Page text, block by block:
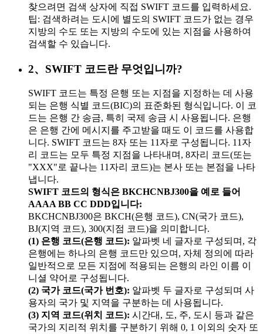
찾으려면 검색 상자에 직접 SWIFT 코드를 입력하세요.
팁: 검색하려는 도시에 별도의 SWIFT 코드가 없는 경우
지방의 수도 또는 지방의 수도에 있는 지점을 사용하여
검색할 수 있습니다.
2、SWIFT 코드란 무엇입니까?
SWIFT 코드는 특정 은행 또는 지점을 지정하는 데 사용
되는 은행 식별 코드(BIC)의 표준화된 형식입니다. 이 코
드는 은행 간 송금, 특히 국제 송금 시 사용됩니다. 은행
은 은행 간에 메시지를 주고받을 때도 이 코드를 사용합
니다. SWIFT 코드는 8자 또는 11자로 구성됩니다. 11자
리 코드는 모두 특정 지점을 나타내며, 8자리 코드(또는
"XXX"로 끝나는 11자리 코드)는 본사 또는 본점을 나타
냅니다.
SWIFT 코드의 형식은 BKCHCNBJ300을 예로 들어
AAAA BB CC DDD입니다:
BKCHCNBJ300은 BKCH(은행 코드), CN(국가 코드),
BJ(지역 코드), 300(지점 코드)을 의미합니다.
(1) 은행 코드(은행 코드): 알파벳 네 글자로 구성되며, 각
은행에는 하나의 은행 코드만 있으며, 자체 정의에 따라
일반적으로 모든 지점에 적용되는 은행의 라인 이름 이
니셜 약어로 구성됩니다.
(2) 국가 코드(국가 번호): 알파벳 두 글자로 구성되며 사
용자의 국가 및 지역을 구분하는 데 사용됩니다.
(3) 지역 코드(위치 코드): 시간대, 도, 주, 도시 등과 같은
국가의 지리적 위치를 구분하기 위해 0, 1 이외의 숫자 또